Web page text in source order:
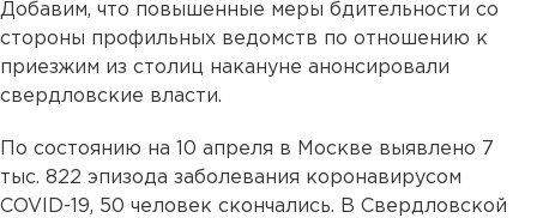
Добавим, что повышенные меры бдительности со
стороны профильных ведомств по отношению к
приезжим из столиц накануне анонсировали
свердловские власти.
По состоянию на 10 апреля в Москве выявлено 7
тыс. 822 эпизода заболевания коронавирусом
COVID-19, 50 человек скончались. В Свердловской